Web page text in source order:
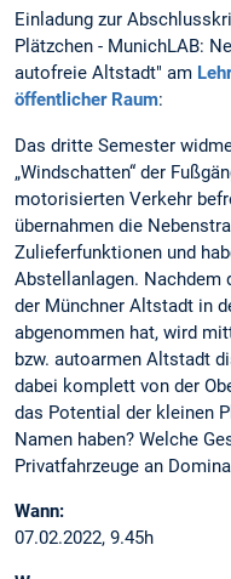
Einladung zur
Plätzchen - MunichLAB:
autofreie Altstadt" am
öffentlicher Raum:
Das dritte Semester
„Windschatten“ der
motorisierten Verkehr
übernahmen die
Zulieferfunktionen und
Abstellanlagen. Nachdem
der Münchner Altstadt in
abgenommen hat, wird
bzw. autoarmen Altstadt
dabei komplett von der
das Potential der kleinen
Namen haben? Welche
Privatfahrzeuge an
Wann:
07.02.2022, 9.45h